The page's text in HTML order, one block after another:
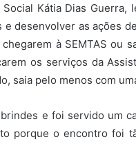
Kátia Dias
desenvolver as ações
à SEMTAS ou
os serviços da
saia pelo menos com
e foi servido um
porque o encontro foi